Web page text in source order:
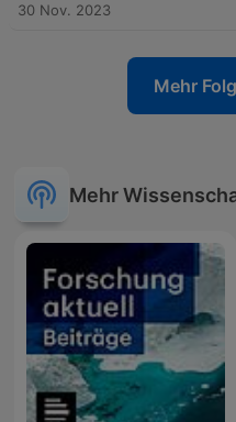
30 Nov. 2023
Mehr
Mehr